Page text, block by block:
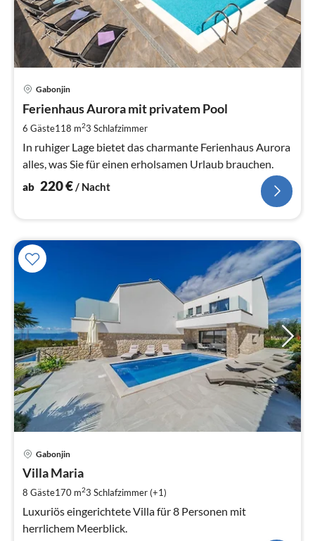
Gabonjin
Ferienhaus Aurora mit privatem Pool
6 Gäste118 m23 Schlafzimmer
In ruhiger Lage bietet das charmante Ferienhaus Aurora
alles, was Sie für einen erholsamen Urlaub brauchen.
ab 220€/ Nacht
Gabonjin
Villa Maria
8 Gäste170 m23 Schlafzimmer (+1)
Luxuriös eingerichtete Villa für 8 Personen mit
herrlichem Meerblick.